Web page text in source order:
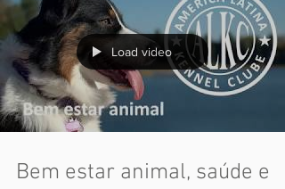
longevidade
Começamos a campanha de incentivo e
conscientização do bem estar animal, onde
criamos os cães de raça pura com mais saúde
longevidade....